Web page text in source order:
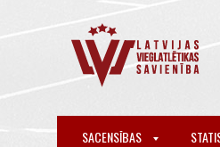
SACENSĪBAS